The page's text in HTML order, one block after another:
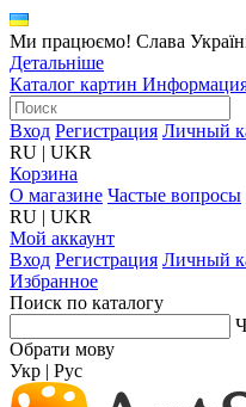
Ми працюємо! Слава
Детальніше
Каталог картин
Вход Регистрация Личный
RU | UKR
Корзина
О магазине Частые вопросы
RU | UKR
Мой аккаунт
Вход Регистрация Личный
Избранное
Поиск по каталогу
Обрати мову
Укр | Рус